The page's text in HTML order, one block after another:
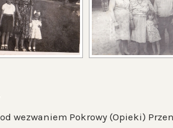
wezwaniem Pokrowy (Opieki)